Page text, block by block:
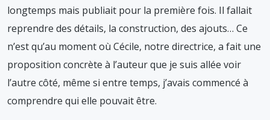
longtemps mais publiait pour la première fois. Il fallait
reprendre des détails, la construction, des ajouts… Ce
n’est qu’au moment où Cécile, notre directrice, a fait une
proposition concrète à l’auteur que je suis allée voir
l’autre côté, même si entre temps, j’avais commencé à
comprendre qui elle pouvait être.